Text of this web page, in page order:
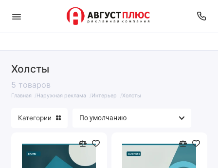
Холсты
5 товаров
Главная Наружная реклама Интерьер Холсты
Категории